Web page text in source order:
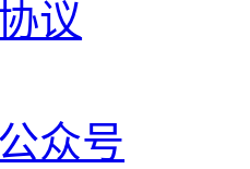
议
众号